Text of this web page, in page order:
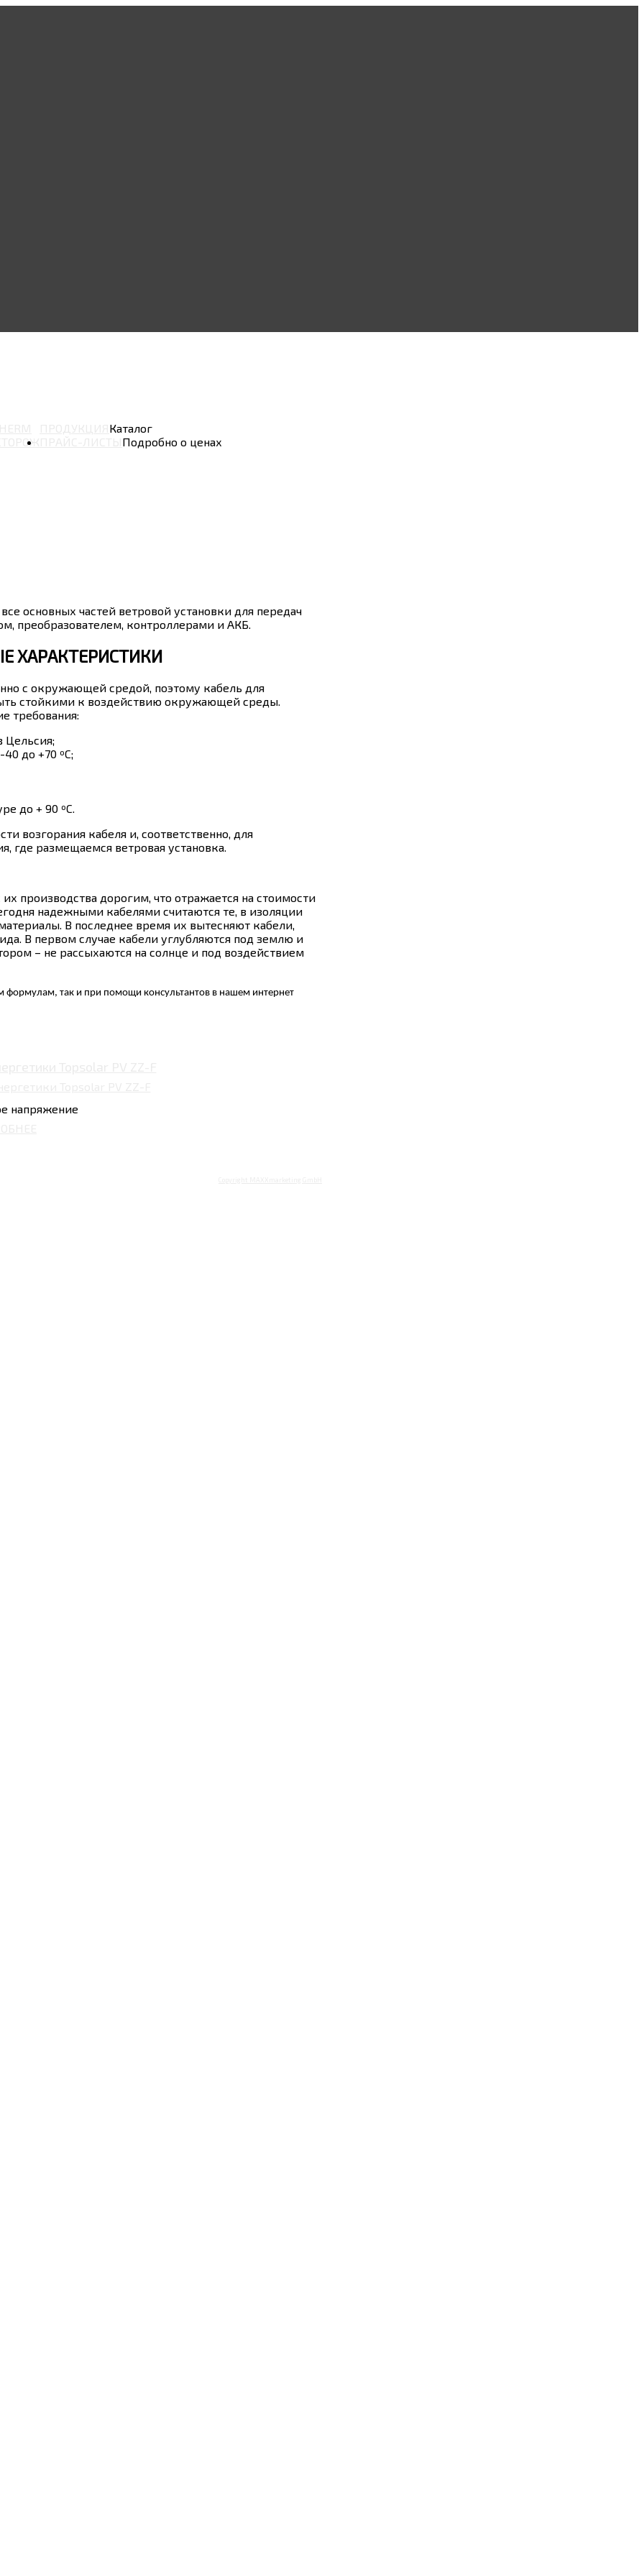
Каталог
Подробно о ценах
основных частей ветровой установки для передач
преобразователем, контроллерами и АКБ.
ХАРАКТЕРИСТИКИ
с окружающей средой, поэтому кабель для
стойкими к воздействию окружающей среды.
требования:
Цельсия;
до +70 ºС;
до + 90 ºС.
возгорания кабеля и, соответственно, для
где размещаемся ветровая установка.
производства дорогим, что отражается на стоимости
надежными кабелями считаются те, в изоляции
В последнее время их вытесняют кабели,
В первом случае кабели углубляются под землю и
– не рассыхаются на солнце и под воздействием
формулам, так и при помощи консультантов в нашем интернет
напряжение